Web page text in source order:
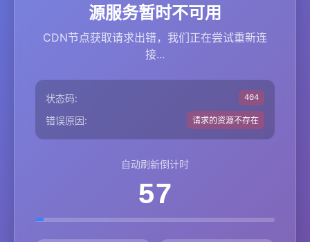
源服务暂时不可用
CDN节点获取请求出错，我们正在尝试重新连
接...
状态码: 404
错误原因: 请求的资源不存在
自动刷新倒计时
57